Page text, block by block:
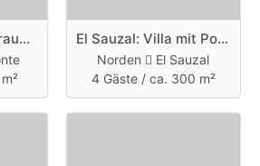
Finca-FeWo mit Traumblick und Grill El Sauzal: Villa mit Pool beheizt
Norden
El Sauzal
4 Gäste / ca. 300 m²